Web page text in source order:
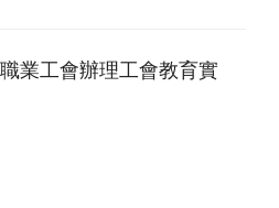
業工會辦理工會教育實